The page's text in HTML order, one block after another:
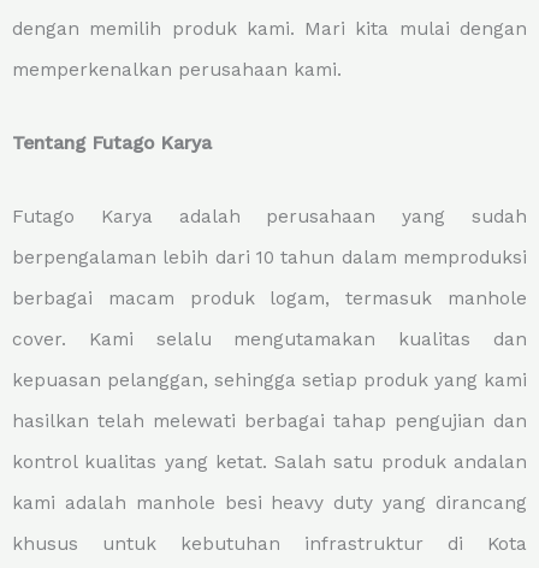
dengan memilih produk kami. Mari kita mulai dengan
memperkenalkan perusahaan kami.
Tentang Futago Karya
Futago Karya adalah perusahaan yang sudah
berpengalaman lebih dari 10 tahun dalam memproduksi
berbagai macam produk logam, termasuk manhole
cover. Kami selalu mengutamakan kualitas dan
kepuasan pelanggan, sehingga setiap produk yang kami
hasilkan telah melewati berbagai tahap pengujian dan
kontrol kualitas yang ketat. Salah satu produk andalan
kami adalah manhole besi heavy duty yang dirancang
khusus untuk kebutuhan infrastruktur di Kota